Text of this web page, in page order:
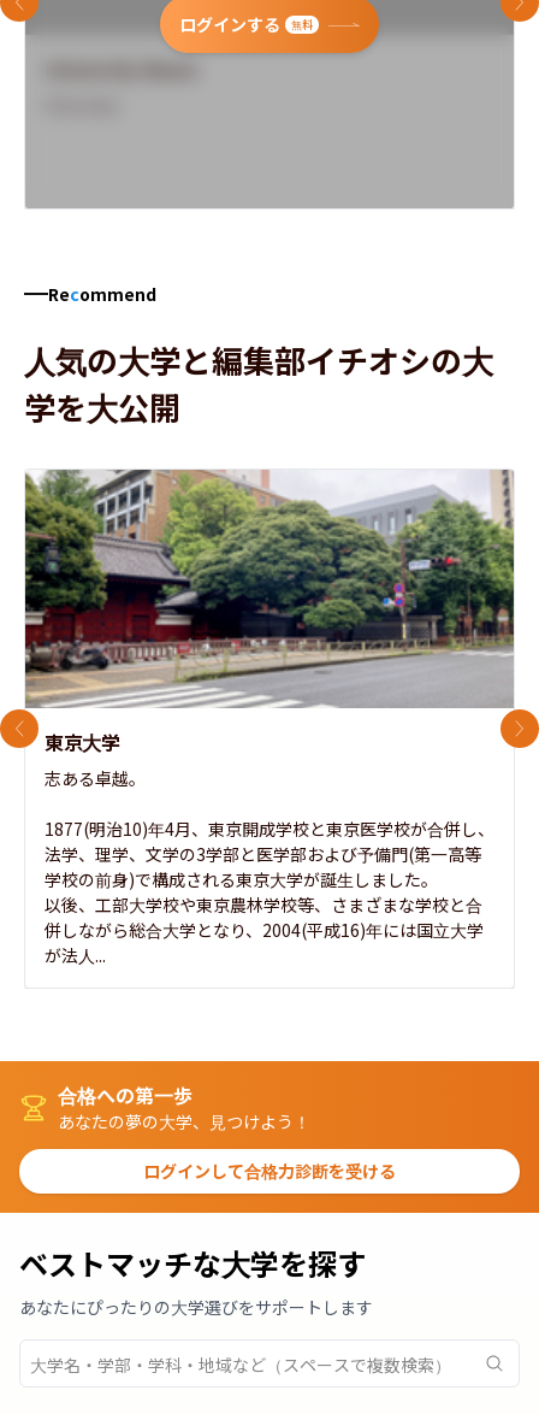
ログインする 無料
前のスライド 次
Recommend
人気の大学と編集部イチオシの大
学を大公開
東京大学
志ある卓越。
1877(明治10)年4月、東京開成学校と東京医学校が合併し、
法学、理学、文学の3学部と医学部および予備門(第一高等
学校の前身)で構成される東京大学が誕生しました。
以後、工部大学校や東京農林学校等、さまざまな学校と合
併しながら総合大学となり、2004(平成16)年には国立大学
が法人...
前のスライド 次
合格への第一歩
あなたの夢の大学、見つけよう！
ログインして合格力診断を受ける
ベストマッチな大学を探す
あなたにぴったりの大学選びをサポートします